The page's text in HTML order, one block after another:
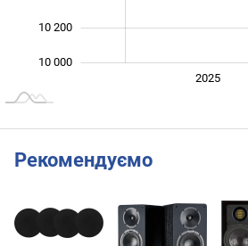
10 000
10 200
2025
Рекомендуємо